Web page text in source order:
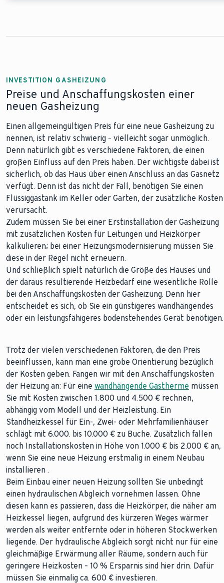
INVESTITION GASHEIZUNG
Preise und Anschaffungskosten einer
neuen Gasheizung
Einen allgemeingültigen Preis für eine neue Gasheizung zu
nennen, ist relativ schwierig – vielleicht sogar unmöglich.
Denn natürlich gibt es verschiedene Faktoren, die einen
großen Einfluss auf den Preis haben. Der wichtigste dabei ist
sicherlich, ob das Haus über einen Anschluss an das Gasnetz
verfügt. Denn ist das nicht der Fall, benötigen Sie einen
Flüssiggastank im Keller oder Garten, der zusätzliche Kosten
verursacht.
Zudem müssen Sie bei einer Erstinstallation der Gasheizung
mit zusätzlichen Kosten für Leitungen und Heizkörper
kalkulieren; bei einer Heizungsmodernisierung müssen Sie
diese in der Regel nicht erneuern.
Und schließlich spielt natürlich die Größe des Hauses und
der daraus resultierende Heizbedarf eine wesentliche Rolle
bei den Anschaffungskosten der Gasheizung. Denn hier
entscheidet es sich, ob Sie ein günstigeres wandhängendes
oder ein leistungsfähigeres bodenstehendes Gerät benötigen.
Trotz der vielen verschiedenen Faktoren, die den Preis
beeinflussen, kann man eine grobe Orientierung bezüglich
der Kosten geben. Fangen wir mit den Anschaffungskosten
der Heizung an: Für eine wandhängende Gastherme müssen
Sie mit Kosten zwischen 1.800 und 4.500 € rechnen,
abhängig vom Modell und der Heizleistung. Ein
Standheizkessel für Ein-, Zwei- oder Mehrfamilienhäuser
schlägt mit 6.000. bis 10.000 € zu Buche. Zusätzlich fallen
noch Installationskosten in Höhe von 1.000 € bis 2.000 € an,
wenn Sie eine neue Heizung erstmalig in einem Neubau
installieren .
Beim Einbau einer neuen Heizung sollten Sie unbedingt
einen hydraulischen Abgleich vornehmen lassen. Ohne
diesen kann es passieren, dass die Heizkörper, die näher am
Heizkessel liegen, aufgrund des kürzeren Weges wärmer
werden als weiter entfernte oder in höheren Stockwerken
liegende. Der hydraulische Abgleich sorgt nicht nur für eine
gleichmäßige Erwärmung aller Räume, sondern auch für
geringere Heizkosten – 10 % Ersparnis sind hier drin. Dafür
müssen Sie einmalig ca. 600 € investieren.